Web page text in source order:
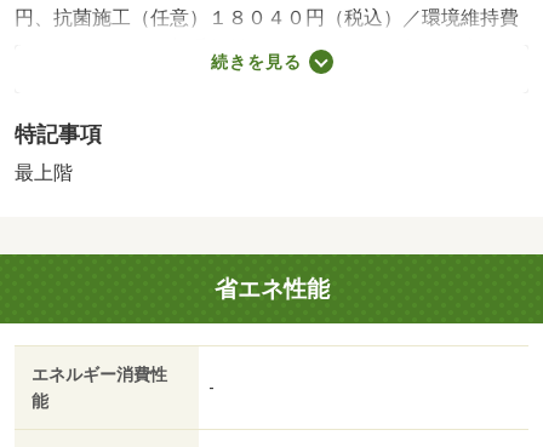
円、抗菌施工（任意）１８０４０円（税込）／環境維持費
５５０円／月、更新手数料１６５００円／２年（税込）／
保証会社利用必：保証料：１１３３９０円（契約内容によ
合／仲介手数料不要／バストイレ別／バルコニー／エアコ
ン／ＴＶインターホン／室内洗濯置／温水洗浄便座／洗面
家具付／シャッター/賃貸戸数:10戸
続きを見る
特記事項
最上階
省エネ性能
エネルギー消費性
能
-